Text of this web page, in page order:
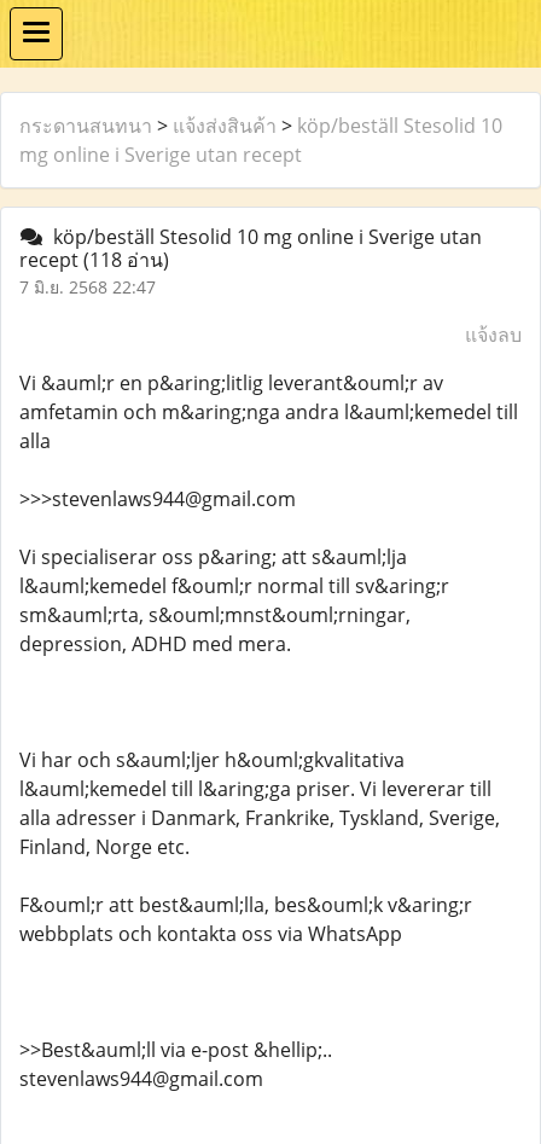
กระดานสนทนา > แจ้งส่งสินค้า > köp/beställ Stesolid 10
mg online i Sverige utan recept
köp/beställ Stesolid 10 mg online i Sverige utan
recept(118 อ่าน)
7 มิ.ย. 2568 22:47
แจ้งลบ
Vi &auml;r en p&aring;litlig leverant&ouml;r av
amfetamin och m&aring;nga andra l&auml;kemedel till
alla
>>>stevenlaws944@gmail.com
Vi specialiserar oss p&aring; att s&auml;lja
l&auml;kemedel f&ouml;r normal till sv&aring;r
sm&auml;rta, s&ouml;mnst&ouml;rningar,
depression, ADHD med mera.
Vi har och s&auml;ljer h&ouml;gkvalitativa
l&auml;kemedel till l&aring;ga priser. Vi levererar till
alla adresser i Danmark, Frankrike, Tyskland, Sverige,
Finland, Norge etc.
F&ouml;r att best&auml;lla, bes&ouml;k v&aring;r
webbplats och kontakta oss via WhatsApp
>>Best&auml;ll via e-post &hellip;..
stevenlaws944@gmail.com